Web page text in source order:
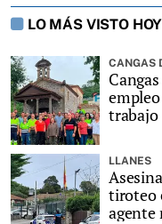
LO MÁS VISTO HOY
CANGAS
trabajo
LLANES
tiroteo
agente